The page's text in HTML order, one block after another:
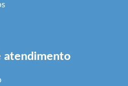
atendimento